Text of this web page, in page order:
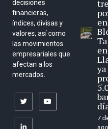
decisiones
financieras,
índices, divisas y
valores, así como
las movimientos
empresariales que
afectan a los
mercados.
twitter
linkedin
ya
7